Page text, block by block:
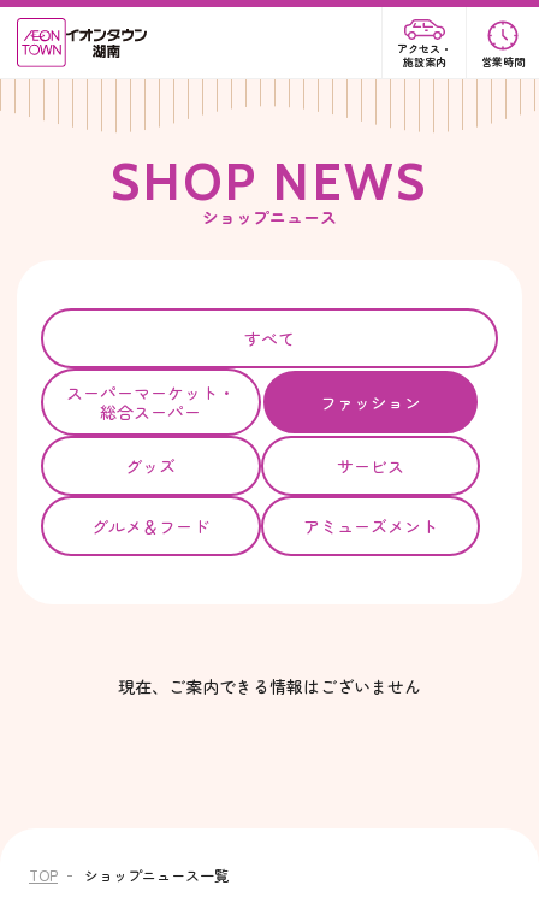
アクセス・
施設案内
営業時間
SHOP NEWS
ショップニュース
すべて
スーパーマーケット・
総合スーパー
ファッション
グッズ サービス
グルメ＆フード アミューズメント
現在、ご案内できる情報はございません
TOP ショップニュース一覧